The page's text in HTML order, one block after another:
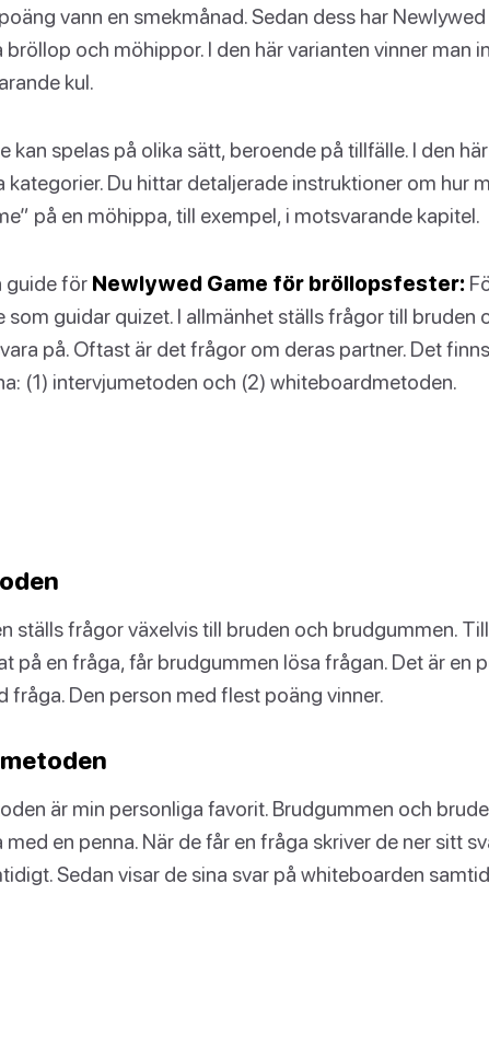
vann en smekmånad. Sedan dess har
och möhippor. I den här varianten vinner man
kul.
kan spelas på olika sätt, beroende på tillfälle. I den
kategorier. Du hittar detaljerade instruktioner om hur
på en möhippa, till exempel, i motsvarande kapitel.
guide för Newlywed Game för bröllopsfester:
som guidar quizet. I allmänhet ställs frågor till bruden
på. Oftast är det frågor om deras partner. Det
(1) intervjumetoden och (2) whiteboardmetoden.
ställs frågor växelvis till bruden och brudgummen.
på en fråga, får brudgummen lösa frågan. Det är en
fråga. Den person med flest poäng vinner.
är min personliga favorit. Brudgummen och
en penna. När de får en fråga skriver de ner sitt
Sedan visar de sina svar på whiteboarden